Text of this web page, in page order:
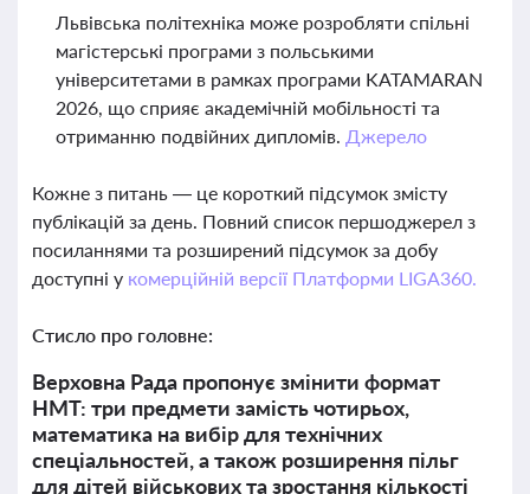
Львівська політехніка може розробляти спільні
магістерські програми з польськими
університетами в рамках програми KATAMARAN
2026, що сприяє академічній мобільності та
отриманню подвійних дипломів. Джерело
Кожне з питань — це короткий підсумок змісту
публікацій за день. Повний список першоджерел з
посиланнями та розширений підсумок за добу
доступні у комерційній версії Платформи LIGA360.
Стисло про головне:
Верховна Рада пропонує змінити формат
НМТ: три предмети замість чотирьох,
математика на вибір для технічних
спеціальностей, а також розширення пільг
для дітей військових та зростання кількості